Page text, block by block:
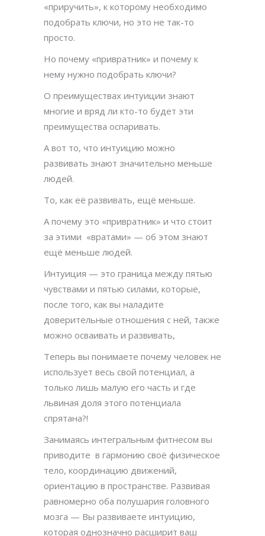
«приручить», к которому необходимо
подобрать ключи, но это не так-то
просто.
Но почему «привратник» и почему к
нему нужно подобрать ключи?
О преимуществах интуиции знают
многие и вряд ли кто-то будет эти
преимущества оспаривать.
А вот то, что интуицию можно
развивать знают значительно меньше
людей.
То, как её развивать, ещё меньше.
А почему это «привратник» и что стоит
за этими «вратами» — об этом знают
ещё меньше людей.
Интуиция — это граница между пятью
чувствами и пятью силами, которые,
после того, как вы наладите
доверительные отношения с ней, также
можно осваивать и развивать,
Теперь вы понимаете почему человек не
использует весь свой потенциал, а
только лишь малую его часть и где
львиная доля этого потенциала
спрятана?!
Занимаясь интегральным фитнесом вы
приводите в гармонию своё физическое
тело, координацию движений,
ориентацию в пространстве. Развивая
равномерно оба полушария головного
мозга — Вы развиваете интуицию,
которая однозначно расширит ваш